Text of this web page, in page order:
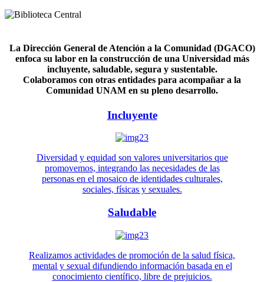
La Dirección General de Atención a la Comunidad (DGACO)
enfoca su labor en la construcción de una Universidad más
incluyente, saludable, segura y sustentable.
Colaboramos con otras entidades para acompañar a la
Comunidad UNAM en su pleno desarrollo.
Incluyente
Diversidad y equidad son valores universitarios que
promovemos, integrando las necesidades de las
personas en el mosaico de identidades culturales,
sociales, físicas y sexuales.
Saludable
Realizamos actividades de promoción de la salud física,
mental y sexual difundiendo información basada en el
conocimiento científico, libre de prejuicios.